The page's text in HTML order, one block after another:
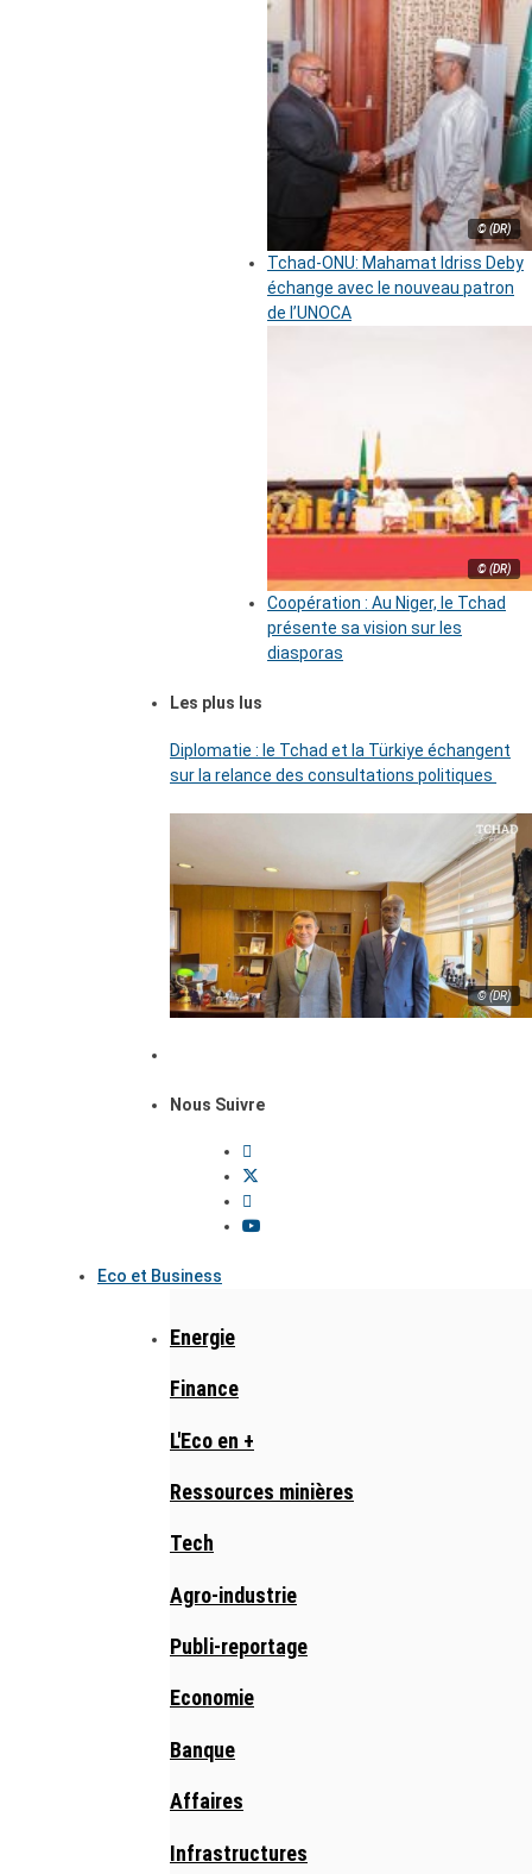
© (DR)
Tchad-ONU: Mahamat Idriss Deby
échange avec le nouveau patron
de l’UNOCA
© (DR)
Coopération : Au Niger, le Tchad
présente sa vision sur les
diasporas
Les plus lus
Diplomatie : le Tchad et la Türkiye échangent
sur la relance des consultations politiques
© (DR)
Nous Suivre
Eco et Business
Energie
Finance
L'Eco en +
Ressources minières
Tech
Agro-industrie
Publi-reportage
Economie
Banque
Affaires
Infrastructures